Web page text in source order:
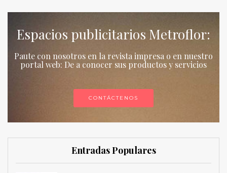
Espacios publicitarios Metroflor:
Paute con nosotros en la revista impresa o en nuestro
portal web: De a conocer sus productos y servicios
CONTÁCTENOS
Entradas Populares